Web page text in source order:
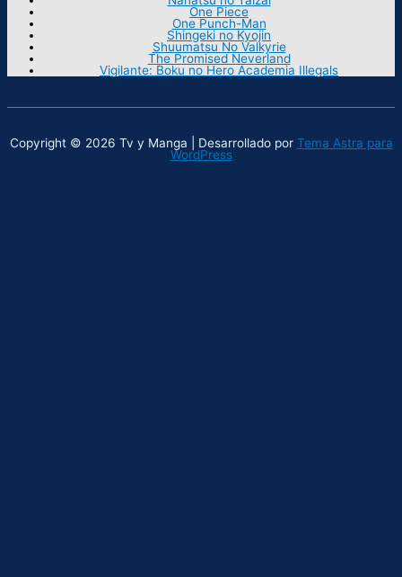
One Piece
One Punch-Man
Shingeki no Kyojin
Shuumatsu No Valkyrie
The Promised Neverland
Vigilante: Boku no Hero Academia Illegals
Copyright © 2026 Tv y Manga | Desarrollado por Tema Astra para
WordPress